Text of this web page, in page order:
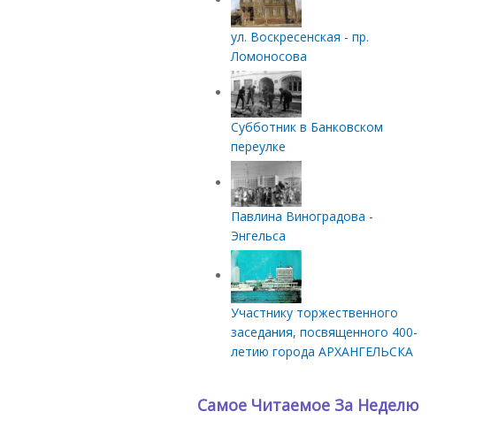
ул. Воскресенская - пр.
Ломоносова
Субботник в Банковском
переулке
Павлина Виноградова -
Энгельса
Участнику торжественного
заседания, посвященного 400-
летию города АРХАНГЕЛЬСКА
Самое Читаемое За Неделю